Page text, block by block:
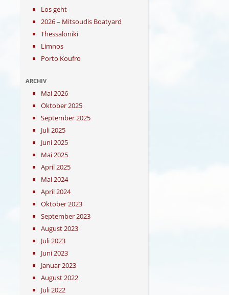
Los geht
2026 – Mitsoudis Boatyard
Thessaloniki
Limnos
Porto Koufro
ARCHIV
Mai 2026
Oktober 2025
September 2025
Juli 2025
Juni 2025
Mai 2025
April 2025
Mai 2024
April 2024
Oktober 2023
September 2023
August 2023
Juli 2023
Juni 2023
Januar 2023
August 2022
Juli 2022